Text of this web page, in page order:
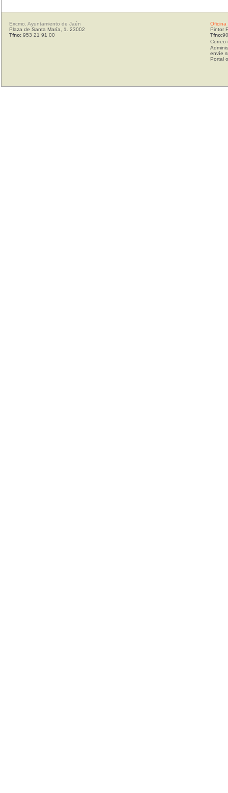
Excmo. Ayuntamiento de Jaén
Plaza de Santa María, 1. 23002
Tfno: 953 21 91 00
Oficina
Pintor
Tfno:
Correo
envíe
Portal